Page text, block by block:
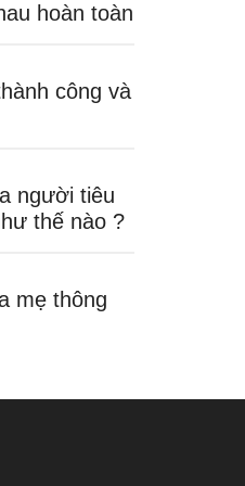
hoàn toàn
công và
người tiêu
thế nào ?
mẹ thông